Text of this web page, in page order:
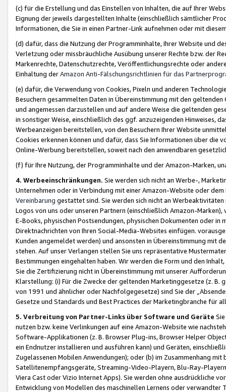
(c) für die Erstellung und das Einstellen von Inhalten, die auf Ihrer
Eignung der jeweils dargestellten Inhalte (einschließlich sämtlicher
Informationen, die Sie in einen Partner-Link aufnehmen oder mit
(d) dafür, dass die Nutzung der Programminhalte, Ihrer Website und
Verletzung oder missbräuchliche Ausübung unserer Rechte bzw. der
Markenrechte, Datenschutzrechte, Veröffentlichungsrechte oder
Einhaltung derAmazon Anti-Fälschungsrichtlinien für das
(e) dafür, die Verwendung von Cookies, Pixeln und anderen
Besuchern gesammelten Daten in Übereinstimmung mit den
und angemessen darzustellen und auf andere Weise die geltenden
in sonstiger Weise, einschließlich des ggf. anzuzeigenden Hinweises,
Werbeanzeigen bereitstellen, von den Besuchern Ihrer Website
Cookies erkennen können und dafür, dass Sie Informationen über die
Online-Werbung bereitstellen, soweit nach den anwendbaren
(f) für Ihre Nutzung, der Programminhalte und der Amazon-Marken,
4. Werbeeinschränkungen. Sie werden sich nicht an Werbe-,
Unternehmen oder in Verbindung mit einer Amazon-Website oder
Vereinbarung gestattet sind. Sie werden sich nicht an
Logos von uns oder unseren Partnern (einschließlich Amazon-
E-Books, physischen Postsendungen, physischen Dokumenten oder in
Direktnachrichten von Ihren Social-Media-Websites einfügen.
Kunden angemeldet werden) und ansonsten in Übereinstimmung mit
stehen. Auf unser Verlangen stellen Sie uns repräsentative
Bestimmungen eingehalten haben. Wir werden die Form und den
Sie die Zertifizierung nicht in Übereinstimmung mit unserer
Klarstellung: (i) Für die Zwecke der geltenden Marketinggesetze (z. B.
von 1991 und ähnlicher oder Nachfolgegesetze) sind Sie der
Gesetze und Standards und Best Practices der Marketingbranche für
5. Verbreitung von Partner-Links über Software und Geräte
nutzen bzw. keine Verlinkungen auf eine Amazon-Website wie
Software-Applikationen (z. B. Browser Plug-ins, Browser Helper
ein Endnutzer installieren und ausführen kann) und Geräten,
Zugelassenen Mobilen Anwendungen); oder (b) im Zusammenhang
Satellitenempfangsgeräte, Streaming-Video-Playern, Blu-Ray-
Viera Cast oder Vizio Internet Apps). Sie werden ohne ausdrückliche
Entwicklung von Modellen des maschinellen Lernens oder